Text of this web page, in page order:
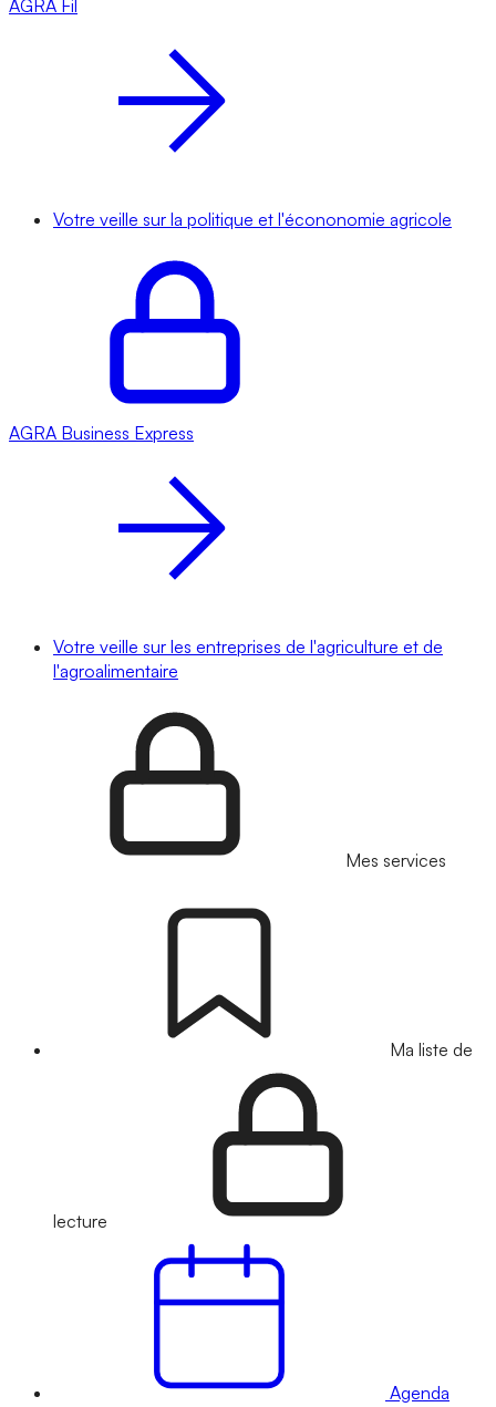
AGRA Fil
Votre veille sur la politique et l'écononomie agricole
AGRA Business Express
Votre veille sur les entreprises de l'agriculture et de
l'agroalimentaire
Mes services
Ma liste de
lecture
Agenda